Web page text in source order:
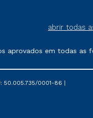
abrir todas
em todas
0001-86 |